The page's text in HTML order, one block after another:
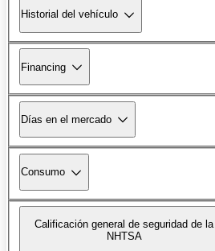
Historial del vehículo
Financing
Días en el mercado
Consumo
Calificación general de seguridad de la
NHTSA